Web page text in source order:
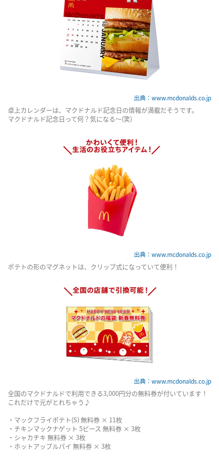
出典：www.mcdonalds.co.jp
卓上カレンダーは、マクドナルド記念日の情報が満載だそうです。
マクドナルド記念日って何？気になる～(笑)
出典：www.mcdonalds.co.jp
ポテトの形のマグネットは、クリップ式になっていて便利！
出典：www.mcdonalds.co.jp
全国のマクドナルドで利用できる3,000円分の無料券が付いています！
これだけで元がとれちゃう♪
・マックフライポテト(S) 無料券 × 11枚
・チキンマックナゲット 5ピース 無料券 × 3枚
・シャカチキ 無料券 × 3枚
・ホットアップルパイ 無料券 × 3枚